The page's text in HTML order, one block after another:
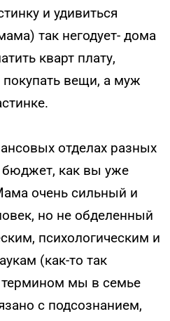
и удивиться
так негодует- дома
кварт плату,
покупать вещи, а муж
отделах разных
как вы уже
очень сильный и
но не обделенный
психологическим и
(как-то так
термином мы в семье
с подсознанием,